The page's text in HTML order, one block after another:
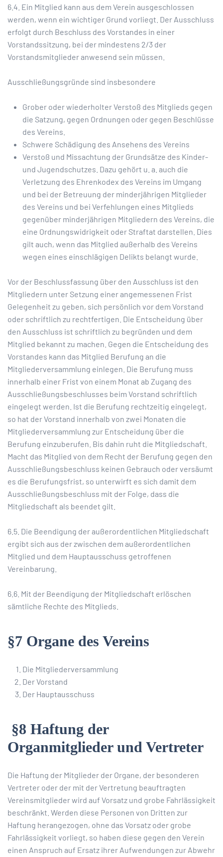
6.4. Ein Mitglied kann aus dem Verein ausgeschlossen
werden, wenn ein wichtiger Grund vorliegt. Der Ausschluss
erfolgt durch Beschluss des Vorstandes in einer
Vorstandssitzung, bei der mindestens 2/3 der
Vorstandsmitglieder anwesend sein müssen.
Ausschließungsgründe sind insbesondere
Grober oder wiederholter Verstoß des Mitglieds gegen
die Satzung, gegen Ordnungen oder gegen Beschlüsse
des Vereins.
Schwere Schädigung des Ansehens des Vereins
Verstoß und Missachtung der Grundsätze des Kinder-
und Jugendschutzes. Dazu gehört u. a. auch die
Verletzung des Ehrenkodex des Vereins im Umgang
und bei der Betreuung der minderjährigen Mitglieder
des Vereins und bei Verfehlungen eines Mitglieds
gegenüber minderjährigen Mitgliedern des Vereins, die
eine Ordnungswidrigkeit oder Straftat darstellen. Dies
gilt auch, wenn das Mitglied außerhalb des Vereins
wegen eines einschlägigen Delikts belangt wurde.
Vor der Beschlussfassung über den Ausschluss ist den
Mitgliedern unter Setzung einer angemessenen Frist
Gelegenheit zu geben, sich persönlich vor dem Vorstand
oder schriftlich zu rechtfertigen. Die Entscheidung über
den Ausschluss ist schriftlich zu begründen und dem
Mitglied bekannt zu machen. Gegen die Entscheidung des
Vorstandes kann das Mitglied Berufung an die
Mitgliederversammlung einlegen. Die Berufung muss
innerhalb einer Frist von einem Monat ab Zugang des
Ausschließungsbeschlusses beim Vorstand schriftlich
eingelegt werden. Ist die Berufung rechtzeitig eingelegt,
so hat der Vorstand innerhalb von zwei Monaten die
Mitgliederversammlung zur Entscheidung über die
Berufung einzuberufen. Bis dahin ruht die Mitgliedschaft.
Macht das Mitglied von dem Recht der Berufung gegen den
Ausschließungsbeschluss keinen Gebrauch oder versäumt
es die Berufungsfrist, so unterwirft es sich damit dem
Ausschließungsbeschluss mit der Folge, dass die
Mitgliedschaft als beendet gilt.
6.5. Die Beendigung der außerordentlichen Mitgliedschaft
ergibt sich aus der zwischen dem außerordentlichen
Mitglied und dem Hauptausschuss getroffenen
Vereinbarung.
6.6. Mit der Beendigung der Mitgliedschaft erlöschen
sämtliche Rechte des Mitglieds.
§7 Organe des Vereins
Die Mitgliederversammlung
Der Vorstand
Der Hauptausschuss
§8 Haftung der
Organmitglieder und Vertreter
Die Haftung der Mitglieder der Organe, der besonderen
Vertreter oder der mit der Vertretung beauftragten
Vereinsmitglieder wird auf Vorsatz und grobe Fahrlässigkeit
beschränkt. Werden diese Personen von Dritten zur
Haftung herangezogen, ohne das Vorsatz oder grobe
Fahrlässigkeit vorliegt, so haben diese gegen den Verein
einen Anspruch auf Ersatz ihrer Aufwendungen zur Abwehr